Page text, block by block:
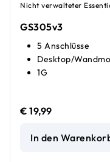
Nicht verwalteter
GS305v3
5 Anschlüsse
Desktop/
1G
€ 19,99
5-Port-Gigabit-
In den